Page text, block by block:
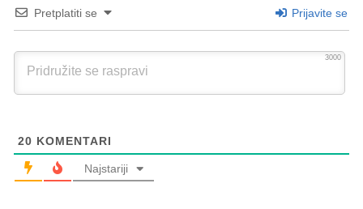
Pretplatiti se Prijavite se
3000
20 KOMENTARI
Najstariji